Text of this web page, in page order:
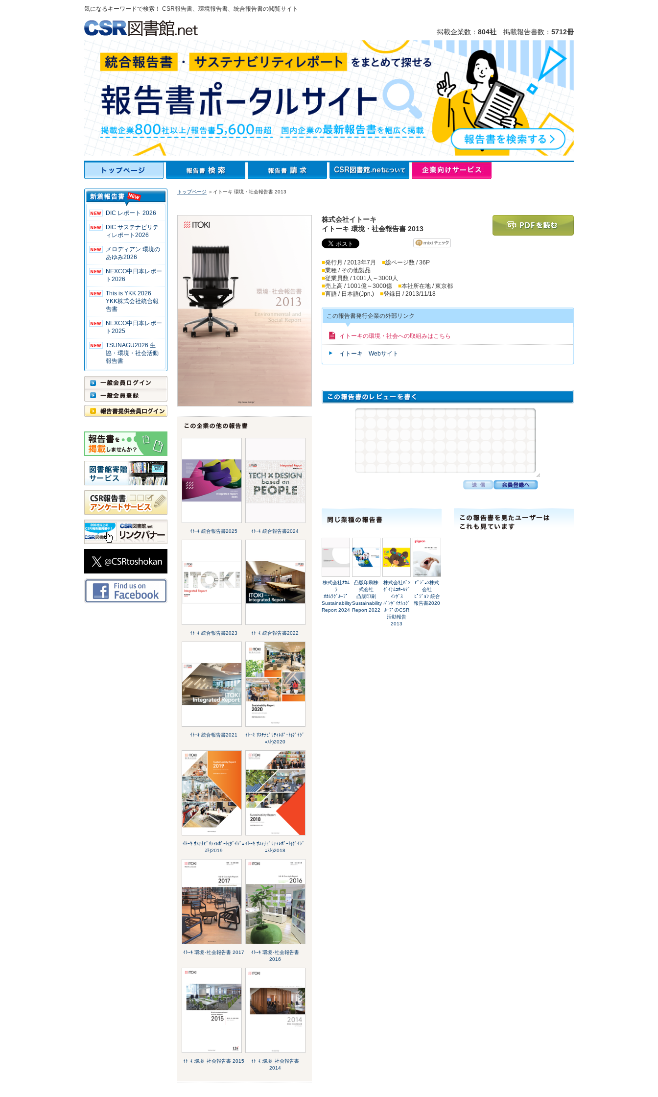
気になるキーワードで検索！ CSR報告書、環境報告書、統合報告書の閲覧サイト
掲載企業数： 804社 掲載報告書数： 5712冊
DIC レポート 2026
DIC サステナビリテ
ィレポート2026
メロディアン 環境の
あゆみ2026
NEXCO中日本レポー
ト2026
This is YKK 2026
YKK株式会社統合報
告書
NEXCO中日本レポー
ト2025
TSUNAGU2026 生
協・環境・社会活動
報告書
トップページ ＞イトーキ 環境・社会報告書 2013
ｲﾄｰｷ 統合報告書2025 ｲﾄｰｷ 統合報告書2024
ｲﾄｰｷ 統合報告書2023 ｲﾄｰｷ 統合報告書2022
ｲﾄｰｷ 統合報告書2021
ｲﾄｰｷ ｻｽﾃﾅﾋﾞﾘﾃｨﾚﾎﾟｰﾄ(ﾀﾞｲｼﾞ
ｪｽﾄ)2020
ｲﾄｰｷ ｻｽﾃﾅﾋﾞﾘﾃｨﾚﾎﾟｰﾄ(ﾀﾞｲｼﾞｪ
ｽﾄ)2019
ｲﾄｰｷ ｻｽﾃﾅﾋﾞﾘﾃｨﾚﾎﾟｰﾄ(ﾀﾞｲｼﾞ
ｪｽﾄ)2018
ｲﾄｰｷ 環境･社会報告書 2017
ｲﾄｰｷ 環境･社会報告書
2016
ｲﾄｰｷ 環境･社会報告書 2015
ｲﾄｰｷ 環境･社会報告書
2014
株式会社イトーキ
イトーキ 環境・社会報告書 2013
■発行月 / 2013年7月 ■総ページ数 / 36P
■業種 / その他製品
■従業員数 / 1001人～3000人
■売上高 / 1001億～3000億 ■本社所在地 / 東京都
■言語 / 日本語(Jpn.) ■登録日 / 2013/11/18
この報告書発行企業の外部リンク
イトーキの環境・社会への取組みはこちら
イトーキ Webサイト
株式会社ｵｶﾑ
ﾗ
ｵｶﾑﾗｸﾞﾙｰﾌﾟ
Sustainability
Report 2024
凸版印刷株
式会社
凸版印刷
Sustainability
Report 2022
株式会社ﾊﾞﾝ
ﾀﾞｲﾅﾑｺﾎｰﾙﾃﾞ
ｨﾝｸﾞｽ
ﾊﾞﾝﾀﾞｲﾅﾑｺｸﾞ
ﾙｰﾌﾟのCSR
活動報告
2013
ﾋﾟｼﾞｮﾝ株式
会社
ﾋﾟｼﾞｮﾝ 統合
報告書2020